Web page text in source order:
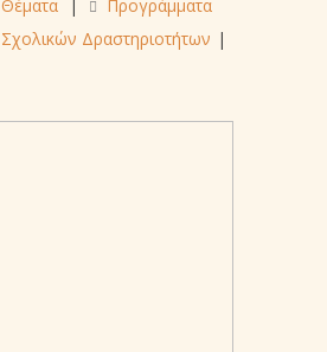
Θέματα
|
Προγράμματα
Σχολικών Δραστηριοτήτων |